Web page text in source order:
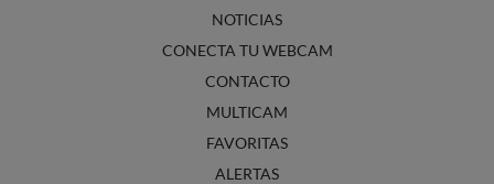
NOTICIAS
CONECTA TU WEBCAM
CONTACTO
MULTICAM
FAVORITAS
ALERTAS